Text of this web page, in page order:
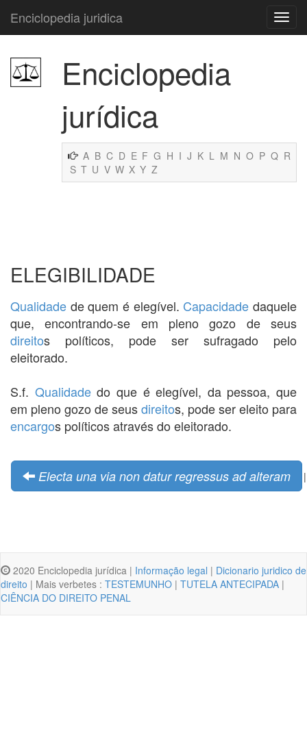
Enciclopedia juridica
Enciclopedia
jurídica
A B C D E F G H I J K L M N O P Q R
S T U V W X Y Z
ELEGIBILIDADE
Qualidade de quem é elegível. Capacidade daquele
que, encontrando-se em pleno gozo de seus
direitos políticos, pode ser sufragado pelo
eleitorado.
S.f. Qualidadedo que é elegível, da pessoa, que
em pleno gozo de seusdireitos, pode ser eleito para
encargos políticos através do eleitorado.
Electa una via non datur regressus ad alteram |
2020 Enciclopedia jurídica | Informação legal | Dicionario juridico de
direito | Mais verbetes : TESTEMUNHO | TUTELA ANTECIPADA |
CIÊNCIA DO DIREITO PENAL